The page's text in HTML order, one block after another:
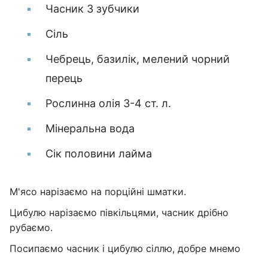
Часник 3 зубчики
Сіль
Чебрець, базилік, мелений чорний
перець
Рослинна олія 3-4 ст. л.
Мінеральна вода
Сік половини лайма
М'ясо нарізаємо на порційні шматки.
Цибулю нарізаємо півкільцями, часник дрібно
рубаємо.
Посипаємо часник і цибулю сіллю, добре мнемо